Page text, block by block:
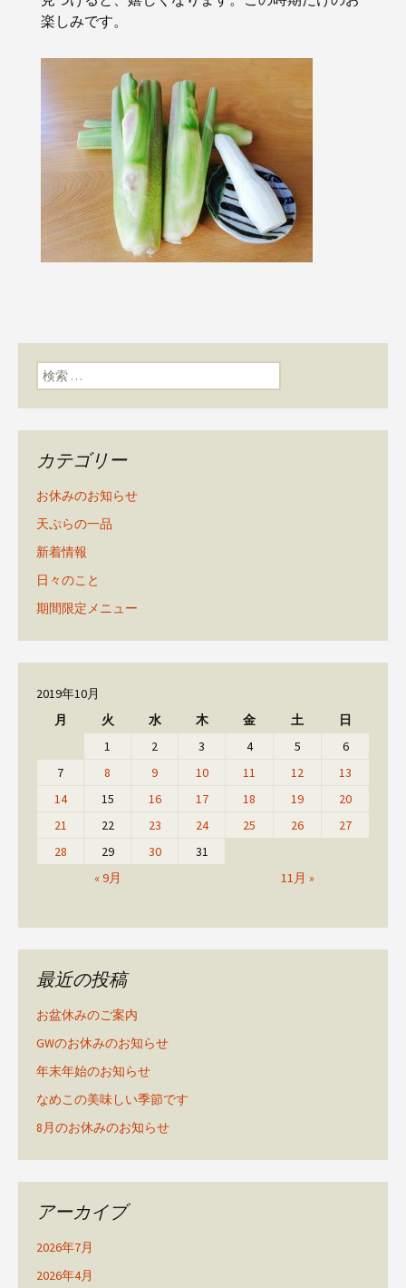
楽しみです。
検索:
カテゴリー
お休みのお知らせ
天ぷらの一品
新着情報
日々のこと
期間限定メニュー
2019年10月
月
火 水 木 金 土 日
« 9月 11月 »
1 2 3 4 5
6
7
8 9 10 11 12
13
14
15 16 17 18 19
20
21
22 23 24 25 26
27
28
29 30 31
最近の投稿
お盆休みのご案内
GWのお休みのお知らせ
年末年始のお知らせ
なめこの美味しい季節です
8月のお休みのお知らせ
アーカイブ
2026年7月
2026年4月